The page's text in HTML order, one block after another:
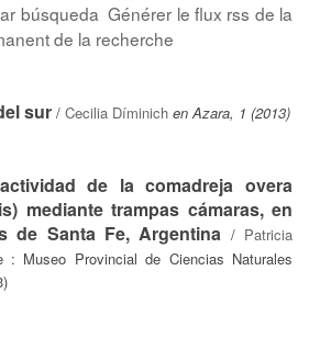
búsqueda Générer le flux rss de la
de la recherche
sur / Cecilia Díminich en Azara, 1 (2013)
de la comadreja overa
mediante trampas cámaras, en
de Santa Fe, Argentina / Patricia
: Museo Provincial de Ciencias Naturales